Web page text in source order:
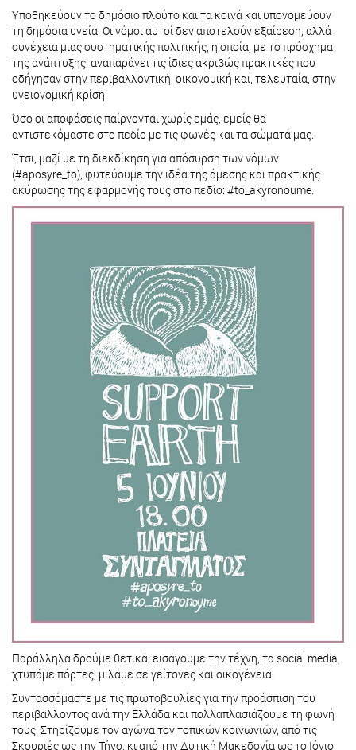
Υποθηκεύουν το δημόσιο πλούτο και τα κοινά και υπονομεύουν
τη δημόσια υγεία. Οι νόμοι αυτοί δεν αποτελούν εξαίρεση, αλλά
συνέχεια μιας συστηματικής πολιτικής, η οποία, με το πρόσχημα
της ανάπτυξης, αναπαράγει τις ίδιες ακριβώς πρακτικές που
οδήγησαν στην περιβαλλοντική, οικονομική και, τελευταία, στην
υγειονομική κρίση.
Όσο οι αποφάσεις παίρνονται χωρίς εμάς, εμείς θα
αντιστεκόμαστε στο πεδίο με τις φωνές και τα σώματά μας.
Έτσι, μαζί με τη διεκδίκηση για απόσυρση των νόμων
(#aposyre_to), φυτεύουμε την ιδέα της άμεσης και πρακτικής
ακύρωσης της εφαρμογής τους στο πεδίο: #to_akyronoume.
Παράλληλα δρούμε θετικά: εισάγουμε την τέχνη, τα social media,
χτυπάμε πόρτες, μιλάμε σε γείτονες και οικογένεια.
Συντασσόμαστε με τις πρωτοβουλίες για την προάσπιση του
περιβάλλοντος ανά την Ελλάδα και πολλαπλασιάζουμε τη φωνή
τους. Στηρίζουμε τον αγώνα τον τοπικών κοινωνιών, από τις
Σκουριές ως την Τήνο, κι από την Δυτική Μακεδονία ως το Ιόνιο